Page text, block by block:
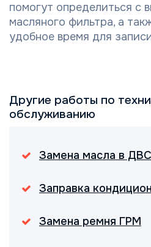
помогут определиться с
масляного фильтра, а
удобное время для
Другие работы по
обслуживанию
Замена масла в ДВС
Заправка
Замена ремня ГРМ